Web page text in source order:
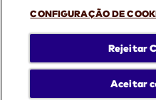
CONFIGURAÇÃO DE
Rejeitar
Aceitar